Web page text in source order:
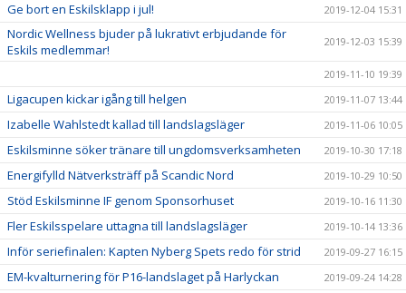
Ge bort en Eskilsklapp i jul! 2019-12-04 15:31
Nordic Wellness bjuder på lukrativt erbjudande för
Eskils medlemmar!
2019-12-03 15:39
2019-11-10 19:39
Ligacupen kickar igång till helgen 2019-11-07 13:44
Izabelle Wahlstedt kallad till landslagsläger 2019-11-06 10:05
Eskilsminne söker tränare till ungdomsverksamheten 2019-10-30 17:18
Energifylld Nätverksträff på Scandic Nord 2019-10-29 10:50
Stöd Eskilsminne IF genom Sponsorhuset 2019-10-16 11:30
Fler Eskilsspelare uttagna till landslagsläger 2019-10-14 13:36
Inför seriefinalen: Kapten Nyberg Spets redo för strid 2019-09-27 16:15
EM-kvalturnering för P16-landslaget på Harlyckan 2019-09-24 14:28